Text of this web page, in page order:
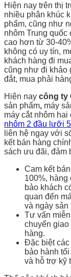
Hiện nay trên thị
nhiều phân khúc
phẩm, cũng như
nhôm Trung
cao hơn từ 30-
không có uy tín,
khách hàng đi
cũng như đi khảo
đắt, mua phải
Hiện nay công ty
sản phẩm, máy
máy cắt nhôm
nhôm 2 đầu lưỡi
liên hệ ngay với
kết bán hàng
sách ưu đãi, đảm
Cam kết
100%, hàng
bảo khách
quan đến
và ngày sản
Tư vấn
chuyển giao
hàng.
Đặc biệt các
bảo hành
và hỗ trợ kỹ